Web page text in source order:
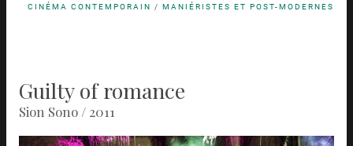
CINÉMA CONTEMPORAIN /MANIÉRISTES ET POST-MODERNES
Guilty of romance
Sion Sono / 2011